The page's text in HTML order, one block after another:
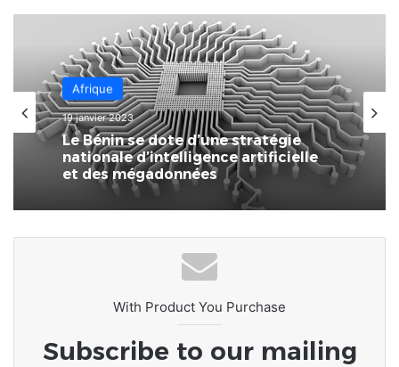
Afrique
19 janvier 2023
Le Bénin se dote d’une stratégie
nationale d’intelligence artificielle
et des mégadonnées
With Product You Purchase
Subscribe to our mailing